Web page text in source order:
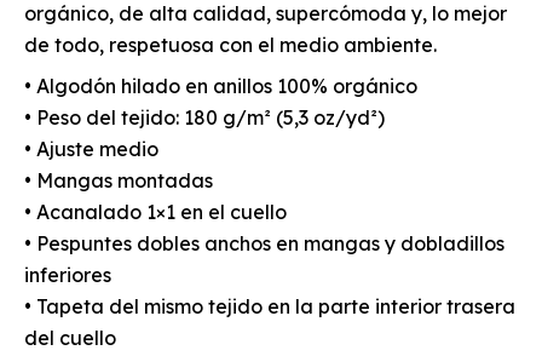
orgánico, de alta calidad, supercómoda y, lo mejor
de todo, respetuosa con el medio ambiente.
• Algodón hilado en anillos 100% orgánico
• Peso del tejido: 180 g/m² (5,3 oz/yd²)
• Ajuste medio
• Mangas montadas
• Acanalado 1×1 en el cuello
• Pespuntes dobles anchos en mangas y dobladillos
inferiores
• Tapeta del mismo tejido en la parte interior trasera
del cuello